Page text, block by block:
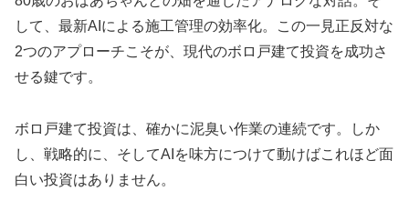
して、最新AIによる施工管理の効率化。この一見正反対な
2つのアプローチこそが、現代のボロ戸建て投資を成功さ
せる鍵です。
ボロ戸建て投資は、確かに泥臭い作業の連続です。しか
し、戦略的に、そしてAIを味方につけて動けばこれほど面
白い投資はありません。